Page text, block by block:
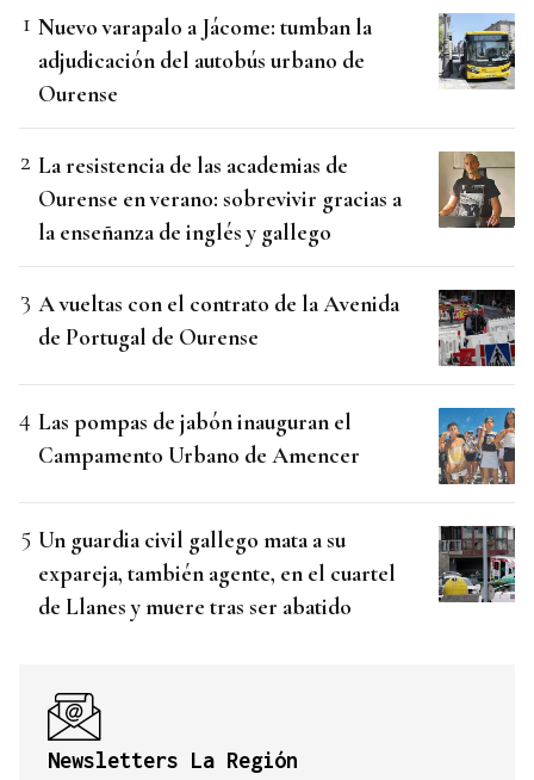
Nuevo varapalo a Jácome: tumban la
adjudicación del autobús urbano de
Ourense
La resistencia de las academias de
Ourense en verano: sobrevivir gracias a
la enseñanza de inglés y gallego
A vueltas con el contrato de la Avenida
de Portugal de Ourense
Las pompas de jabón inauguran el
Campamento Urbano de Amencer
Un guardia civil gallego mata a su
expareja, también agente, en el cuartel
de Llanes y muere tras ser abatido
Newsletters La Región